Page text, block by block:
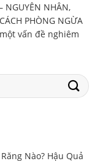
NGUYÊN NHÂN,
PHÒNG NGỪA
vấn đề nghiêm
Nào? Hậu Quả